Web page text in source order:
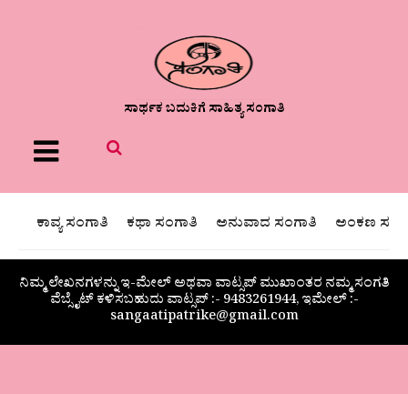
ಸಾರ್ಥಕ ಬದುಕಿಗೆ ಸಾಹಿತ್ಯ ಸಂಗಾತಿ
Menu
ಕಾವ್ಯ ಸಂಗಾತಿ ಕಥಾ ಸಂಗಾತಿ ಅನುವಾದ ಸಂಗಾತಿ ಅಂಕಣ
ನಿಮ್ಮ ಲೇಖನಗಳನ್ನು ಇ-ಮೇಲ್ ಅಥವಾ ವಾಟ್ಸಪ್ ಮುಖಾಂತರ ನಮ್ಮ ಸಂಗತಿ
ವೆಬ್ಸೈಟ್ ಕಳಿಸಬಹುದು ವಾಟ್ಸಪ್‌ :- 9483261944, ಇಮೇಲ್ :-
sangaatipatrike@gmail.com